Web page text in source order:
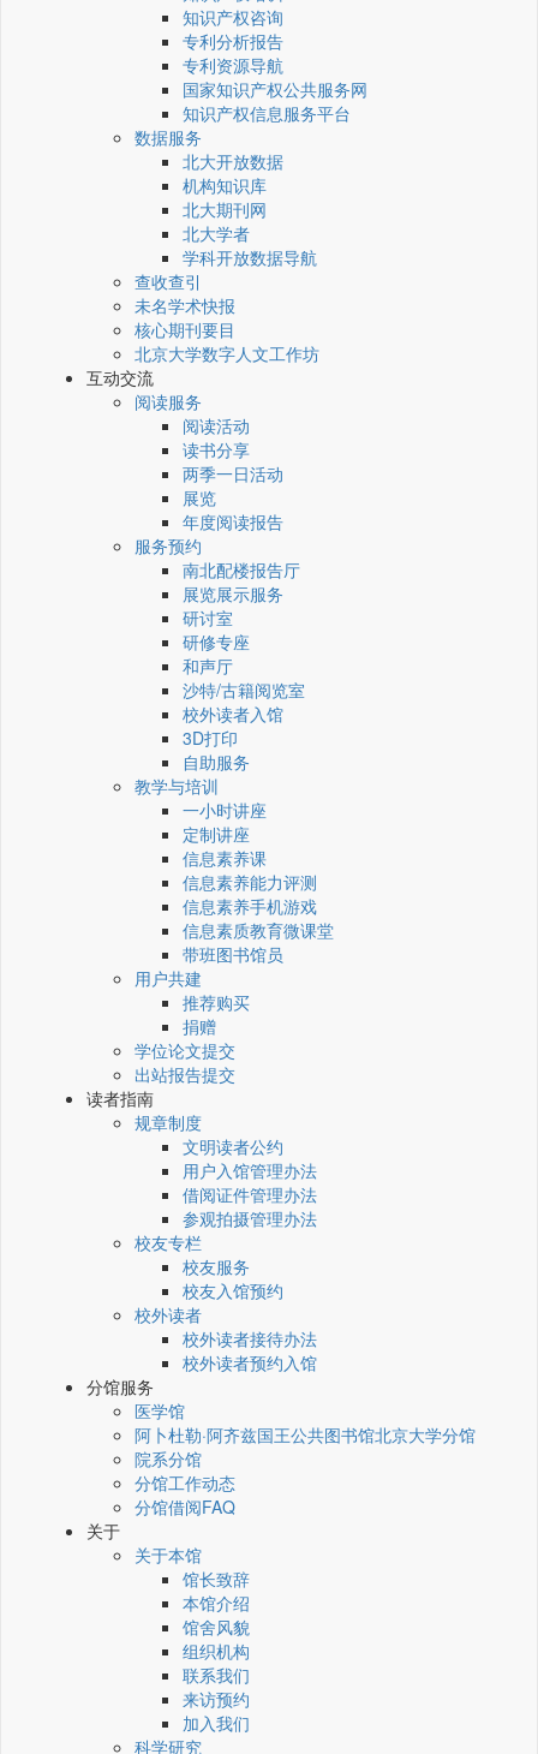
知识产权咨询
专利分析报告
专利资源导航
国家知识产权公共服务网
知识产权信息服务平台
数据服务
北大开放数据
机构知识库
北大期刊网
北大学者
学科开放数据导航
查收查引
未名学术快报
核心期刊要目
北京大学数字人文工作坊
互动交流
阅读服务
阅读活动
读书分享
两季一日活动
展览
年度阅读报告
服务预约
南北配楼报告厅
展览展示服务
研讨室
研修专座
和声厅
沙特/古籍阅览室
校外读者入馆
3D打印
自助服务
教学与培训
一小时讲座
定制讲座
信息素养课
信息素养能力评测
信息素养手机游戏
信息素质教育微课堂
带班图书馆员
用户共建
推荐购买
捐赠
学位论文提交
出站报告提交
读者指南
规章制度
文明读者公约
用户入馆管理办法
借阅证件管理办法
参观拍摄管理办法
校友专栏
校友服务
校友入馆预约
校外读者
校外读者接待办法
校外读者预约入馆
分馆服务
医学馆
阿卜杜勒·阿齐兹国王公共图书馆北京大学分馆
院系分馆
分馆工作动态
分馆借阅FAQ
关于
关于本馆
馆长致辞
本馆介绍
馆舍风貌
组织机构
联系我们
来访预约
加入我们
科学研究